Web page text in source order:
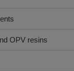
OPV resins